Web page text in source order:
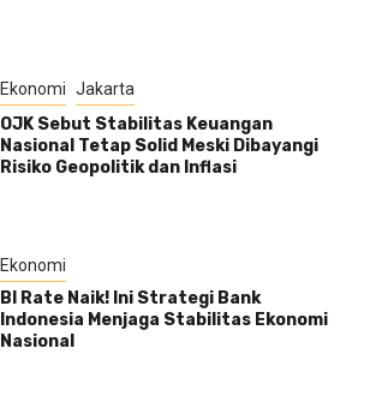
Ekonomi Jakarta
OJK Sebut Stabilitas Keuangan
Nasional Tetap Solid Meski Dibayangi
Risiko Geopolitik dan Inflasi
Ekonomi
BI Rate Naik! Ini Strategi Bank
Indonesia Menjaga Stabilitas Ekonomi
Nasional